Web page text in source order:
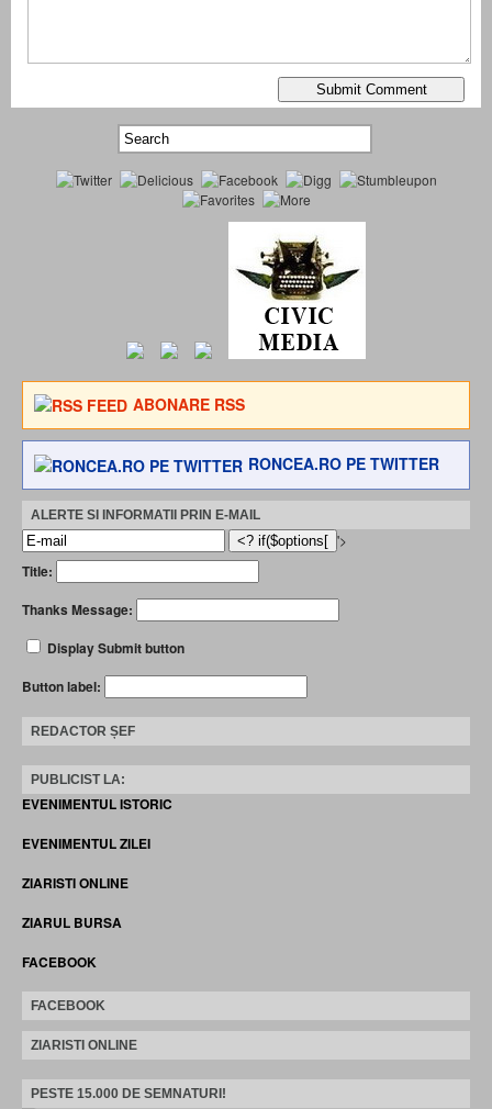
ABONARE RSS
RONCEA.RO PE TWITTER
ALERTE SI INFORMATII PRIN E-MAIL
'>
Title:
Thanks Message:
Display Submit button
Button label:
REDACTOR ȘEF
PUBLICIST LA:
EVENIMENTUL ISTORIC
EVENIMENTUL ZILEI
ZIARISTI ONLINE
ZIARUL BURSA
FACEBOOK
FACEBOOK
ZIARISTI ONLINE
PESTE 15.000 DE SEMNATURI!